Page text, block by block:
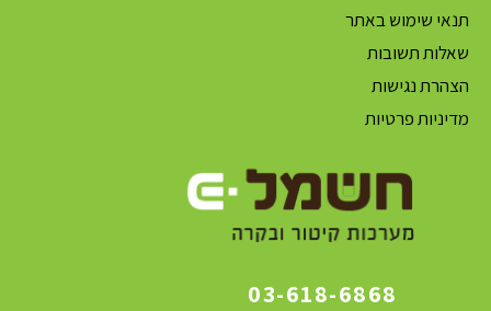
תנאי שימוש באתר
שאלות תשובות
הצהרת נגישות
מדיניות פרטיות
03-618-6868